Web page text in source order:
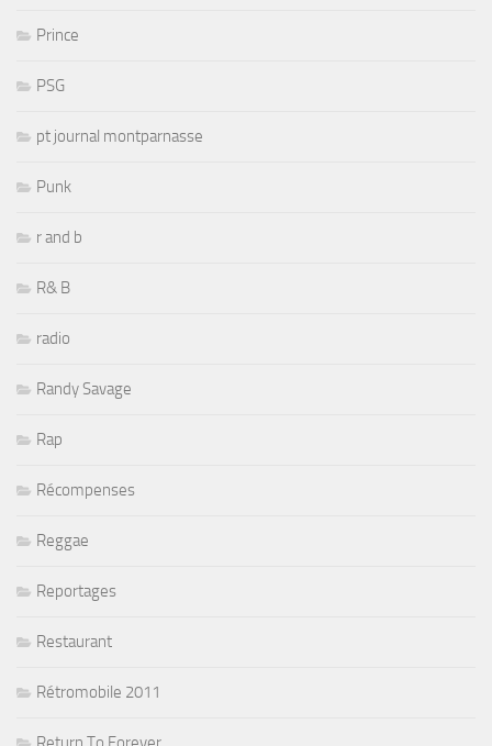
Prince
PSG
pt journal montparnasse
Punk
r and b
R& B
radio
Randy Savage
Rap
Récompenses
Reggae
Reportages
Restaurant
Rétromobile 2011